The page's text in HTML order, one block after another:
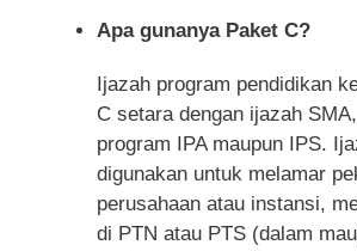
Apa gunanya Paket C?
Ijazah program pendidikan
C setara dengan ijazah
program IPA maupun IPS.
digunakan untuk melamar
perusahaan atau instansi,
di PTN atau PTS (dalam